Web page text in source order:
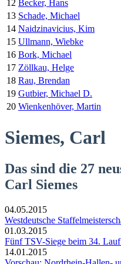
12 Becker, Hans
13 Schade, Michael
14 Naidzinavicius, Kim
15 Ullmann, Wiebke
16 Bork, Michael
17 Zöllkau, Helge
18 Rau, Brendan
19 Gutbier, Michael D.
20 Wienkenhöver, Martin
Siemes, Carl
Das sind die 27
Carl Siemes
04.05.2015
Westdeutsche
01.03.2015
Fünf TSV-Siege beim 34.
14.01.2015